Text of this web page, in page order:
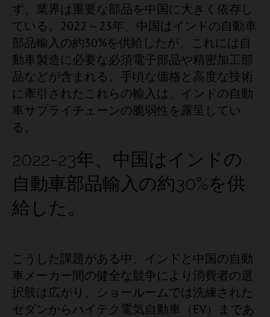
ず、業界は重要な部品を中国に大きく依存し
ている。2022～23年、中国はインドの自動車
部品輸入の約30%を供給したが、これには自
動車製造に必要な必須電子部品や精密加工部
品などが含まれる。手頃な価格と高度な技術
に牽引されたこれらの輸入は、インドの自動
車サプライチェーンの脆弱性を露呈してい
る。
2022-23年、中国はインドの
自動車部品輸入の約30%を供
給した。
こうした課題がある中、インドと中国の自動
車メーカー間の健全な競争により消費者の選
択肢は広がり、ショールームでは洗練された
セダンからハイテク電気自動車（EV）まであ